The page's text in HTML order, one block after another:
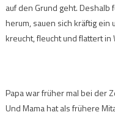
auf den Grund geht.
herum, sauen sich kräftig
kreucht, fleucht und flattert in
Papa war früher mal bei der
Und Mama hat als frühere